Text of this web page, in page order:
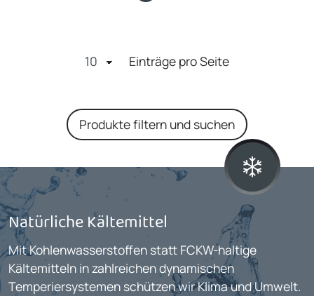
Einträge pro Seite
Produkte filtern und suchen
Natürliche Kältemittel
Mit Kohlenwasserstoffen statt FCKW-haltige
Kältemitteln in zahlreichen dynamischen
Temperiersystemen schützen wir Klima und Umwelt.